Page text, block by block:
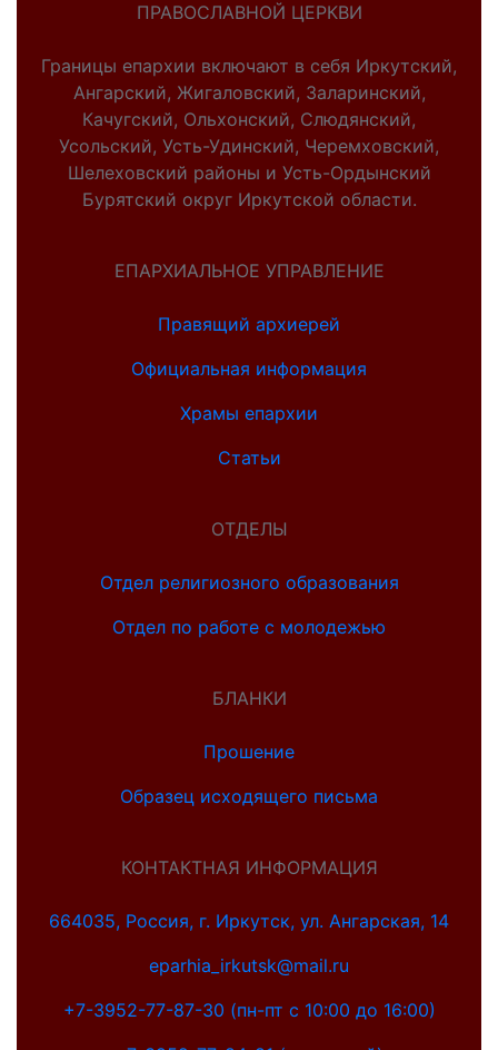
ПРАВОСЛАВНОЙ ЦЕРКВИ
Границы епархии включают в себя Иркутский,
Ангарский, Жигаловский, Заларинский,
Качугский, Ольхонский, Слюдянский,
Усольский, Усть-Удинский, Черемховский,
Шелеховский районы и Усть-Ордынский
Бурятский округ Иркутской области.
ЕПАРХИАЛЬНОЕ УПРАВЛЕНИЕ
Правящий архиерей
Официальная информация
Храмы епархии
Статьи
ОТДЕЛЫ
Отдел религиозного образования
Отдел по работе с молодежью
БЛАНКИ
Прошение
Образец исходящего письма
КОНТАКТНАЯ ИНФОРМАЦИЯ
664035, Россия, г. Иркутск, ул. Ангарская, 14
eparhia_irkutsk@mail.ru
+7-3952-77-87-30 (пн-пт с 10:00 до 16:00)